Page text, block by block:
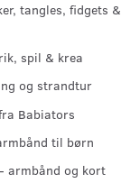
tangles, fidgets &
spil & krea
og strandtur
Babiators
til børn
armbånd og kort